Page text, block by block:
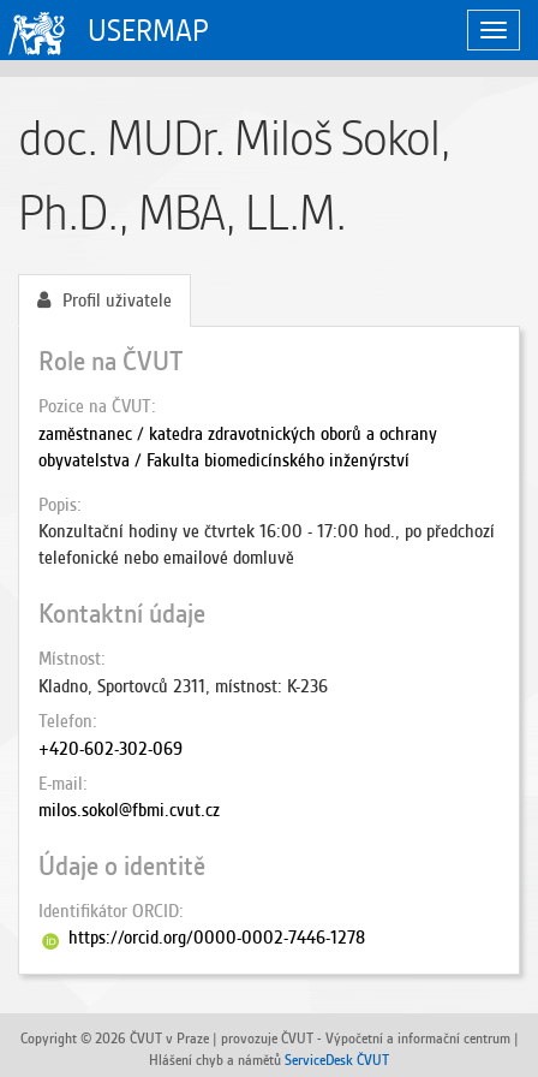
USERMAP
doc. MUDr. Miloš Sokol,
Ph.D., MBA, LL.M.
Profil uživatele
Role na ČVUT
Pozice na ČVUT
zaměstnanec / katedra zdravotnických oborů a ochrany
obyvatelstva / Fakulta biomedicínského inženýrství
Popis
Konzultační hodiny ve čtvrtek 16:00 - 17:00 hod., po předchozí
telefonické nebo emailové domluvě
Kontaktní údaje
Místnost
Kladno, Sportovců 2311, místnost: K-236
Telefon
+420-602-302-069
E-mail
milos.sokol@fbmi.cvut.cz
Údaje o identitě
Identifikátor ORCID
https://orcid.org/0000-0002-7446-1278
Copyright © 2026 ČVUT v Praze | provozuje ČVUT - Výpočetní a informační centrum |
Hlášení chyb a námětů ServiceDesk ČVUT